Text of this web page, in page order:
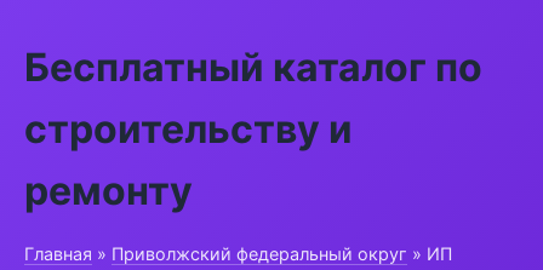
Бесплатный каталог по
строительству и
ремонту
Главная » Приволжский федеральный округ » ИП